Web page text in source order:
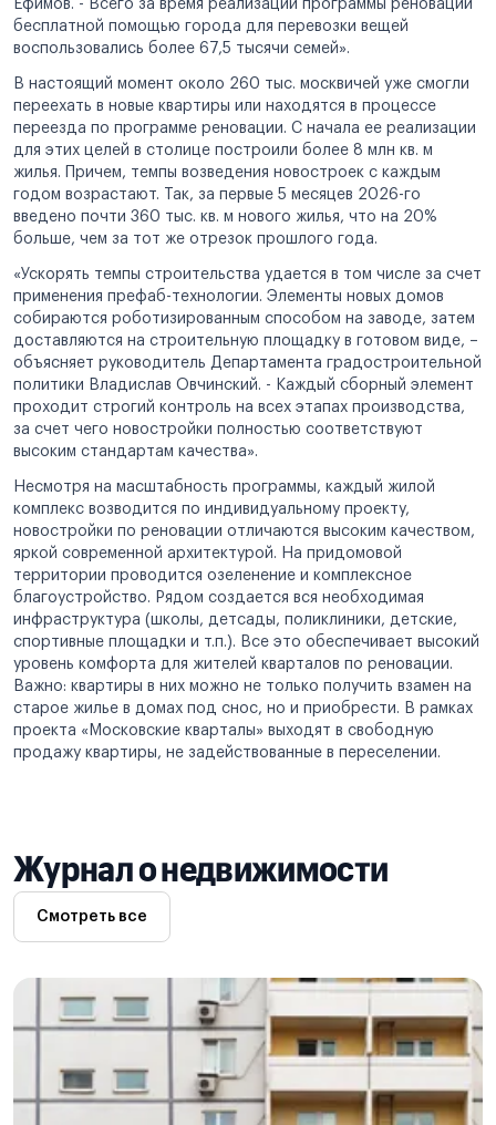
Ефимов. - Всего за время реализации программы реновации
бесплатной помощью города для перевозки вещей
воспользовались более 67,5 тысячи семей».
В настоящий момент около 260 тыс. москвичей уже смогли
переехать в новые квартиры или находятся в процессе
переезда по программе реновации. С начала ее реализации
для этих целей в столице построили более 8 млн кв. м
жилья. Причем, темпы возведения новостроек с каждым
годом возрастают. Так, за первые 5 месяцев 2026-го
введено почти 360 тыс. кв. м нового жилья, что на 20%
больше, чем за тот же отрезок прошлого года.
«Ускорять темпы строительства удается в том числе за счет
применения префаб-технологии. Элементы новых домов
собираются роботизированным способом на заводе, затем
доставляются на строительную площадку в готовом виде, –
объясняет руководитель Департамента градостроительной
политики Владислав Овчинский. - Каждый сборный элемент
проходит строгий контроль на всех этапах производства,
за счет чего новостройки полностью соответствуют
высоким стандартам качества».
Несмотря на масштабность программы, каждый жилой
комплекс возводится по индивидуальному проекту,
новостройки по реновации отличаются высоким качеством,
яркой современной архитектурой. На придомовой
территории проводится озеленение и комплексное
благоустройство. Рядом создается вся необходимая
инфраструктура (школы, детсады, поликлиники, детские,
спортивные площадки и т.п.). Все это обеспечивает высокий
уровень комфорта для жителей кварталов по реновации.
Важно: квартиры в них можно не только получить взамен на
старое жилье в домах под снос, но и приобрести. В рамках
проекта «Московские кварталы» выходят в свободную
продажу квартиры, не задействованные в переселении.
Журнал о недвижимости
Смотреть все